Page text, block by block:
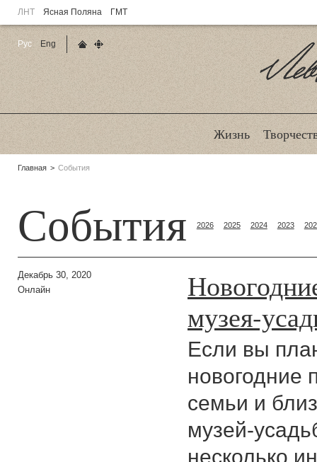
ЛНТ Ясная Поляна ГМТ
Жизнь
Родительские
Главная События
События 2026 2025 2024 2023
Декабрь 30, 2020
Онлайн
музея-
Если вы
новогодние
семьи и
музей-
несколько
Рус
Eng